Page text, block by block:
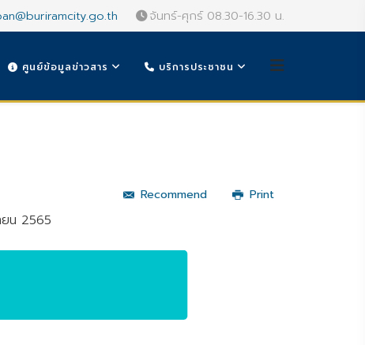
จันทร์-ศุกร์ 08.30-16.30 น.
ศูนย์ข้อมูลข่าวสาร บริการประชาชน
Recommend Print
น 2565